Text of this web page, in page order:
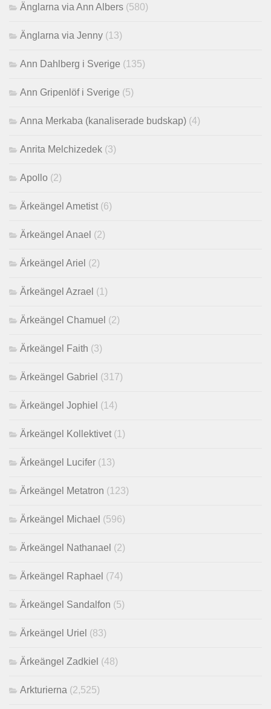
Änglarna via Ann Albers (580)
Änglarna via Jenny (13)
Ann Dahlberg i Sverige (135)
Ann Gripenlöf i Sverige (5)
Anna Merkaba (kanaliserade budskap) (4)
Anrita Melchizedek (3)
Apollo (2)
Ärkeängel Ametist (6)
Ärkeängel Anael (2)
Ärkeängel Ariel (2)
Ärkeängel Azrael (1)
Ärkeängel Chamuel (2)
Ärkeängel Faith (3)
Ärkeängel Gabriel (317)
Ärkeängel Jophiel (14)
Ärkeängel Kollektivet (1)
Ärkeängel Lucifer (13)
Ärkeängel Metatron (123)
Ärkeängel Michael (596)
Ärkeängel Nathanael (2)
Ärkeängel Raphael (74)
Ärkeängel Sandalfon (5)
Ärkeängel Uriel (83)
Ärkeängel Zadkiel (48)
Arkturierna (2,525)